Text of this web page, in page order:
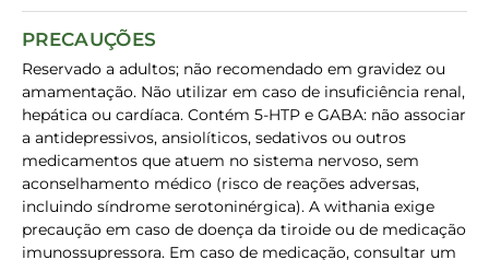
PRECAUÇÕES
Reservado a adultos; não recomendado em gravidez ou
amamentação. Não utilizar em caso de insuficiência renal,
hepática ou cardíaca. Contém 5-HTP e GABA: não associar
a antidepressivos, ansiolíticos, sedativos ou outros
medicamentos que atuem no sistema nervoso, sem
aconselhamento médico (risco de reações adversas,
incluindo síndrome serotoninérgica). A withania exige
precaução em caso de doença da tiroide ou de medicação
imunossupressora. Em caso de medicação, consultar um